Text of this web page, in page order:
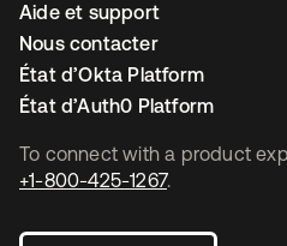
To connect with a product
+1-800-425-1267.
Aide et support
Nous contacter
État d’Okta Platform
État d’Auth0 Platform